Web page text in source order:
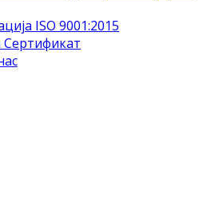
ISO 9001:2015
Сертификат